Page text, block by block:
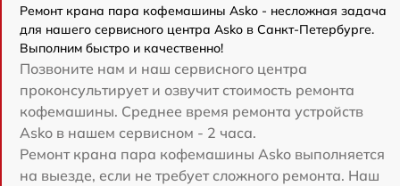
Ремонт крана пара кофемашины Asko - несложная задача
для нашего сервисного центра Asko в Санкт-Петербурге.
Выполним быстро и качественно!
Позвоните нам и наш сервисного центра
проконсультирует и озвучит стоимость ремонта
кофемашины. Среднее время ремонта устройств
Asko в нашем сервисном - 2 часа.
Ремонт крана пара кофемашины Asko выполняется
на выезде, если не требует сложного ремонта. Наш